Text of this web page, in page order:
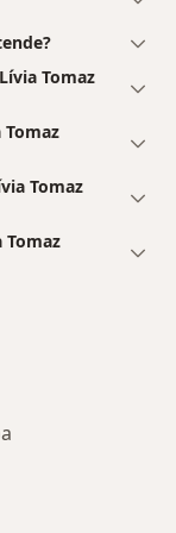
Tomaz
Tomaz
Tomaz